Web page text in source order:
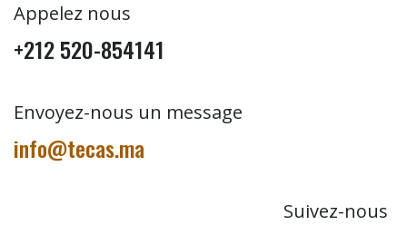
Appelez nous
+212 520-854141
Envoyez-nous un message
info@tecas.ma
Suivez-nous